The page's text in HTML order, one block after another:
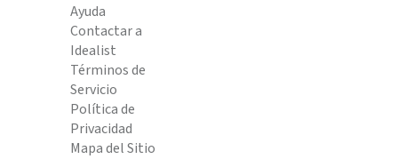
Ayuda
Contactar a
Idealist
Términos de
Servicio
Política de
Privacidad
Mapa del Sitio